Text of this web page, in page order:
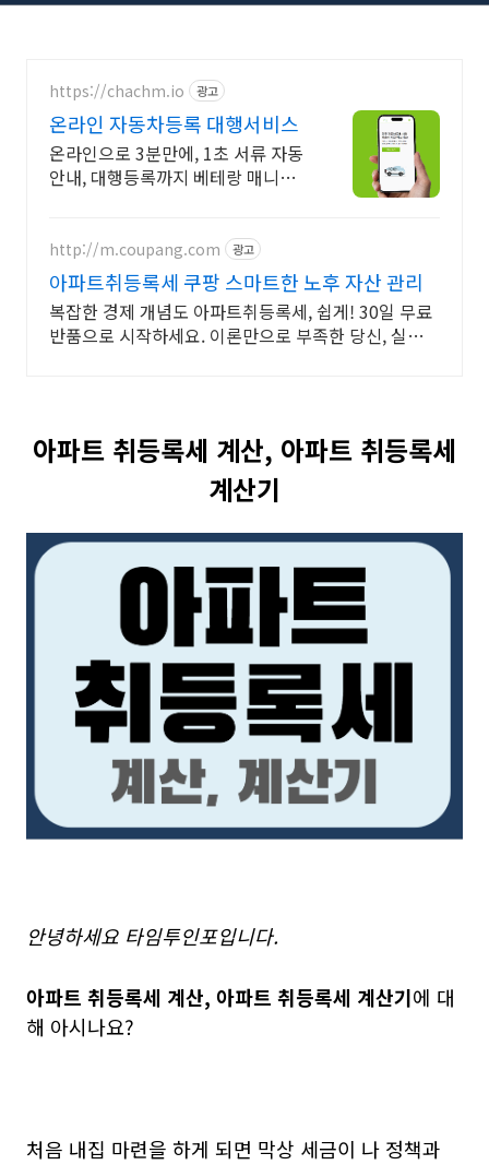
https://chachm.io 광고
온라인 자동차등록 대행서비스
온라인으로 3분만에, 1초 서류 자동
안내, 대행등록까지 베테랑 매니저
http://m.coupang.com 광고
아파트취등록세 쿠팡 스마트한 노후 자산 관리
복잡한 경제 개념도 아파트취등록세, 쉽게! 30일 무료
반품으로 시작하세요. 이론만으로 부족한 당신, 실전
아파트 취등록세 계산, 아파트 취등록세
계산기
안녕하세요 타임투인포입니다.
아파트 취등록세 계산, 아파트 취등록세 계산기에 대
해 아시나요?
처음 내집 마련을 하게 되면 막상 세금이 나 정책과